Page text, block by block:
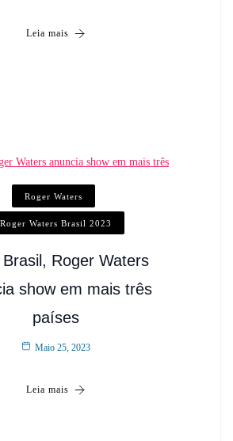
Leia mais
Roger Waters
Roger Waters Brasil 2023
Roger Waters
show em mais três
países
Maio 25, 2023
Leia mais